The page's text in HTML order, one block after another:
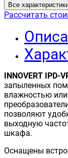
Все
Рассчитать
INNOVERT IPD-
запыленных
влажностью
позволяют
выходную
шкафа.
Оснащены